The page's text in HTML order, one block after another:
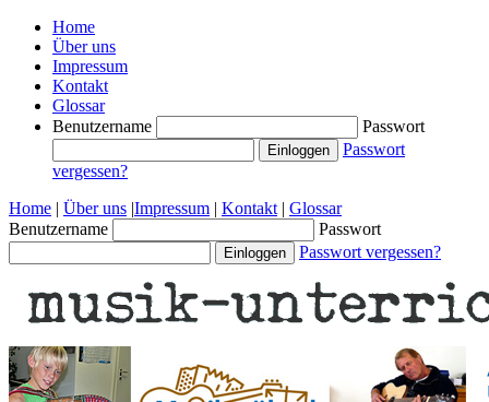
Home
Über uns
Impressum
Kontakt
Glossar
Benutzername
Passwort
Passwort
vergessen?
Home | Über uns |Impressum | Kontakt | Glossar
Benutzername
Passwort
Passwort vergessen?